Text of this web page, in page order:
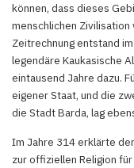
können, dass dieses
menschlichen
Zeitrechnung entstand
legendäre Kaukasische
eintausend Jahre dazu.
eigener Staat, und die
die Stadt Barda, lag
Im Jahre 314 erklärte
zur offiziellen Religion